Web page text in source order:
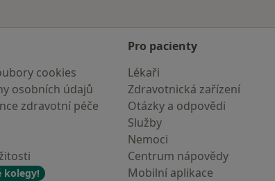
cookies
osobních údajů
zdravotní péče
kolegy!
Pro pacienty
Lékaři
Zdravotnická zařízení
Otázky a odpovědi
Služby
Nemoci
Centrum nápovědy
Mobilní aplikace